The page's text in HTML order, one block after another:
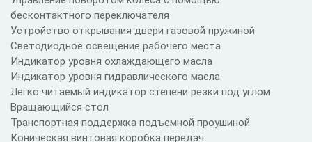
бесконтактного переключателя
Устройство открывания двери газовой пружиной
Светодиодное освещение рабочего места
Индикатор уровня охлаждающего масла
Индикатор уровня гидравлического масла
Легко читаемый индикатор степени резки под углом
Вращающийся стол
Транспортная поддержка подъемной проушиной
Коническая винтовая коробка передач